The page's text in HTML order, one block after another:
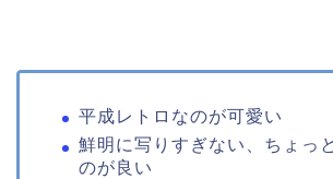
平成レトロなのが可愛い
鮮明に写りすぎない、ちょっ
のが良い